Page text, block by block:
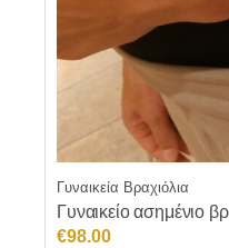
Γυναικεία Βραχιόλια
Γυναικείο ασημένιο
€98.00